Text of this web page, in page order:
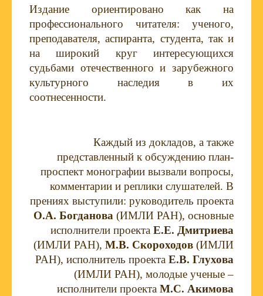
Издание ориентировано как на
профессионального читателя: ученого,
преподавателя, аспиранта, студента, так и
на широкий круг интересующихся
судьбами отечественного и зарубежного
культурного наследия в их
соотнесенности.
Каждый из докладов, а также
представленный к обсуждению план-
проспект монографии вызвали вопросы,
комментарии и реплики слушателей. В
прениях выступили: руководитель проекта
О.А. Богданова (ИМЛИ РАН), основные
исполнители проекта Е.Е. Дмитриева
(ИМЛИ РАН), М.В. Скороходов (ИМЛИ
РАН), исполнитель проекта Е.В. Глухова
(ИМЛИ РАН), молодые ученые –
исполнители проекта М.С. Акимова